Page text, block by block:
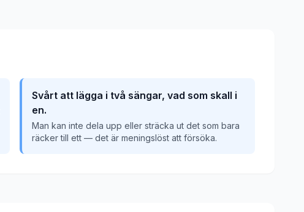
Svårt att lägga i två sängar, vad som skall i
en.
Man kan inte dela upp eller sträcka ut det som bara
räcker till ett — det är meningslöst att försöka.